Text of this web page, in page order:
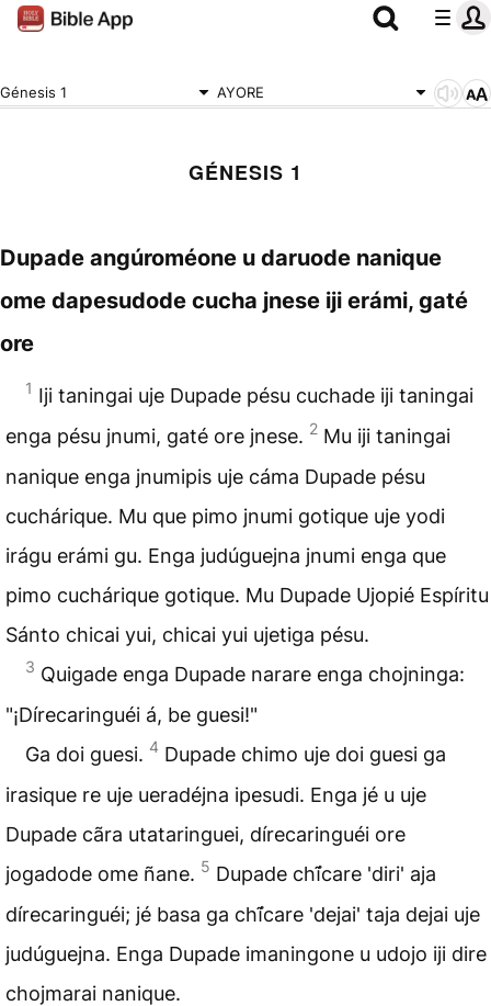
Génesis 1 AYORE
GÉNESIS 1
Dupade angúroméone u daruode nanique
ome dapesudode cucha jnese iji erámi, gaté
ore
1 Iji taningai uje Dupade pésu cuchade iji taningai
enga pésu jnumi, gaté ore jnese. 2 Mu iji taningai
nanique enga jnumipis uje cáma Dupade pésu
cuchárique. Mu que pimo jnumi gotique uje yodi
irágu erámi gu. Enga judúguejna jnumi enga que
pimo cuchárique gotique. Mu Dupade Ujopié Espíritu
Sánto chicai yui, chicai yui ujetiga pésu.
3 Quigade enga Dupade narare enga chojninga:
"¡Dírecaringuéi á, be guesi!"
Ga doi guesi. 4 Dupade chimo uje doi guesi ga
irasique re uje ueradéjna ipesudi. Enga jé u uje
Dupade cãra utataringuei, dírecaringuéi ore
jogadode ome ñane. 5 Dupade chĩ́care 'diri' aja
dírecaringuéi; jé basa ga chĩ́care 'dejai' taja dejai uje
judúguejna. Enga Dupade imaningone u udojo iji dire
chojmarai nanique.